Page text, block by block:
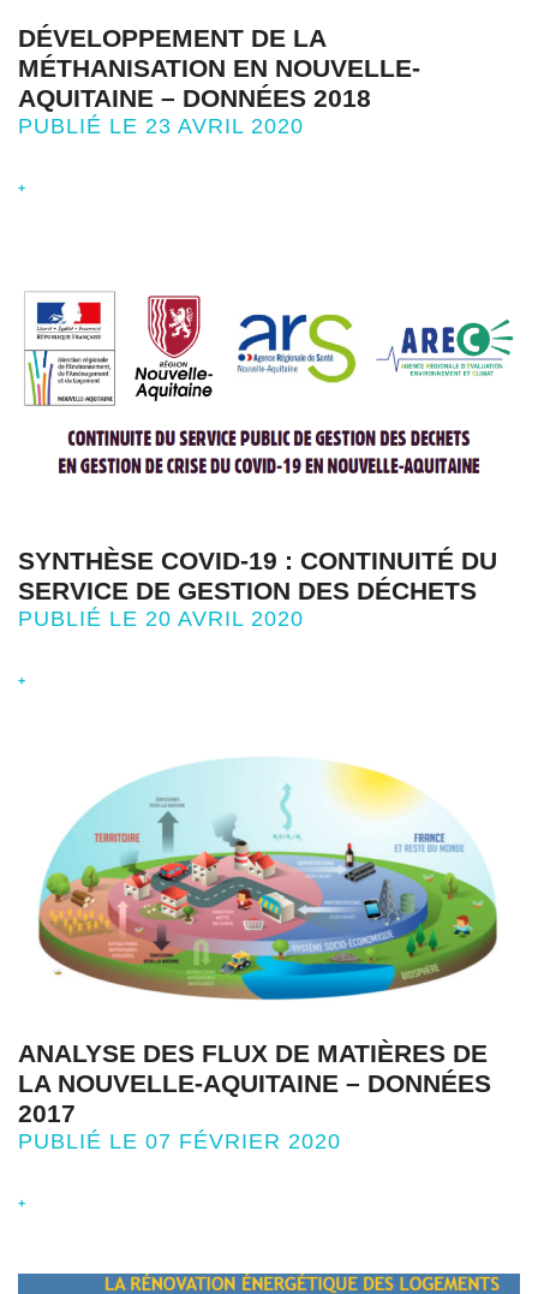
DÉVELOPPEMENT DE LA
MÉTHANISATION EN NOUVELLE-
AQUITAINE – DONNÉES 2018
PUBLIÉ LE 23 AVRIL 2020
+
SYNTHÈSE COVID-19 : CONTINUITÉ DU
SERVICE DE GESTION DES DÉCHETS
PUBLIÉ LE 20 AVRIL 2020
+
ANALYSE DES FLUX DE MATIÈRES DE
LA NOUVELLE-AQUITAINE – DONNÉES
2017
PUBLIÉ LE 07 FÉVRIER 2020
+